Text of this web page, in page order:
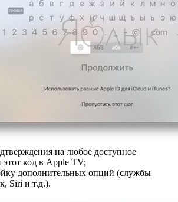
на любое доступное
этот код в Apple TV;
дополнительных опций (службы
Siri и т.д.).